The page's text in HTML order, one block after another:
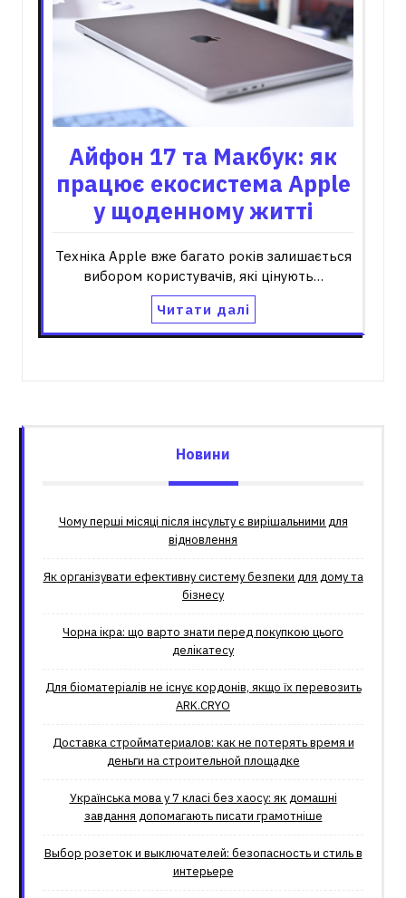
Айфон 17 та Макбук: як
працює екосистема Apple
у щоденному житті
Техніка Apple вже багато років залишається
вибором користувачів, які цінують…
Читати далі
Новини
Чому перші місяці після інсульту є вирішальними для
відновлення
Як організувати ефективну систему безпеки для дому та
бізнесу
Чорна ікра: що варто знати перед покупкою цього
делікатесу
Для біоматеріалів не існує кордонів, якщо їх перевозить
ARK.CRYO
Доставка стройматериалов: как не потерять время и
деньги на строительной площадке
Українська мова у 7 класі без хаосу: як домашні
завдання допомагають писати грамотніше
Выбор розеток и выключателей: безопасность и стиль в
интерьере